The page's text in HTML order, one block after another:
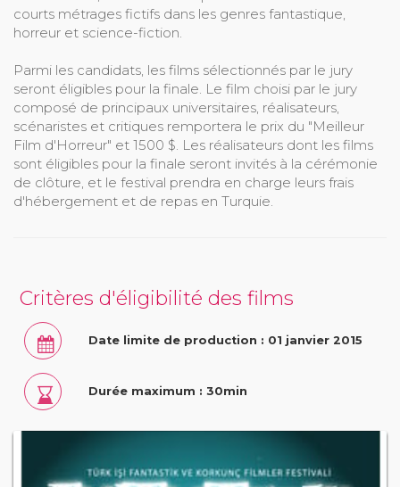
courts métrages fictifs dans les genres fantastique,
horreur et science-fiction.
Parmi les candidats, les films sélectionnés par le jury
seront éligibles pour la finale. Le film choisi par le jury
composé de principaux universitaires, réalisateurs,
scénaristes et critiques remportera le prix du "Meilleur
Film d'Horreur" et 1500 $. Les réalisateurs dont les films
sont éligibles pour la finale seront invités à la cérémonie
de clôture, et le festival prendra en charge leurs frais
d'hébergement et de repas en Turquie.
Critères d'éligibilité des films
Date limite de production : 01 janvier 2015
Durée maximum : 30min